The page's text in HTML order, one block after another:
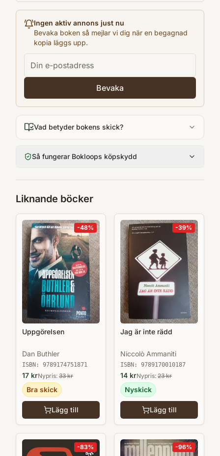
F
Format
Paperback
Ingen aktiv annons just nu
Bevaka boken så mejlar vi dig när en begagnad
kopia läggs upp.
Bevaka
Vad betyder bokens skick?
Så fungerar Bokloops köpskydd
Liknande böcker
-48%
Uppgörelsen
Dan Buthler
ISBN: 9789174751871
17 krNypris: 33kr
Bra skick
Lägg till
-39%
Jag är inte rädd
Niccolò Ammaniti
ISBN: 9789170010187
14 krNypris: 23kr
Nyskick
Lägg till
-83% -96%